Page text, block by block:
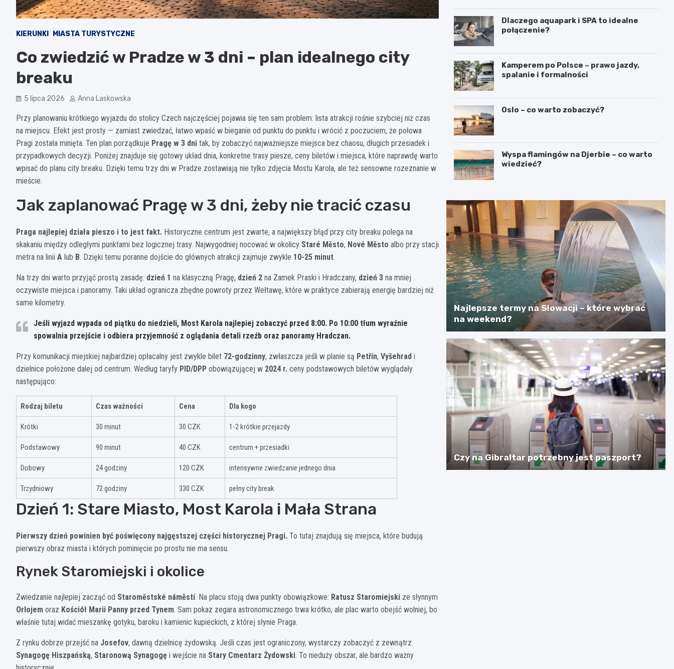
KIERUNKI MIASTA TURYSTYCZNE
Co zwiedzić w Pradze w 3 dni – plan idealnego city
breaku
5 lipca 2026 Anna Laskowska
Przy planowaniu krótkiego wyjazdu do stolicy Czech najczęściej pojawia się ten sam problem: lista atrakcji rośnie szybciej niż czas
na miejscu. Efekt jest prosty — zamiast zwiedzać, łatwo wpaść w bieganie od punktu do punktu i wrócić z poczuciem, że połowa
Pragi została minięta. Ten plan porządkuje Pragę w 3 dni tak, by zobaczyć najważniejsze miejsca bez chaosu, długich przesiadek i
przypadkowych decyzji. Poniżej znajduje się gotowy układ dnia, konkretne trasy piesze, ceny biletów i miejsca, które naprawdę warto
wpisać do planu city breaku. Dzięki temu trzy dni w Pradze zostawiają nie tylko zdjęcia Mostu Karola, ale też sensowne rozeznanie w
mieście.
Jak zaplanować Pragę w 3 dni, żeby nie tracić czasu
Praga najlepiej działa pieszo i to jest fakt. Historyczne centrum jest zwarte, a największy błąd przy city breaku polega na
skakaniu między odległymi punktami bez logicznej trasy. Najwygodniej nocować w okolicy Staré Město, Nové Město albo przy stacji
metra na linii A lub B. Dzięki temu poranne dojście do głównych atrakcji zajmuje zwykle 10-25 minut.
Na trzy dni warto przyjąć prostą zasadę: dzień 1 na klasyczną Pragę, dzień 2 na Zamek Praski i Hradczany, dzień 3 na mniej
oczywiste miejsca i panoramy. Taki układ ogranicza zbędne powroty przez Wełtawę, które w praktyce zabierają energię bardziej niż
same kilometry.
Jeśli wyjazd wypada od piątku do niedzieli, Most Karola najlepiej zobaczyć przed 8:00. Po 10:00 tłum wyraźnie
spowalnia przejście i odbiera przyjemność z oglądania detali rzeźb oraz panoramy Hradczan.
Przy komunikacji miejskiej najbardziej opłacalny jest zwykle bilet 72-godzinny, zwłaszcza jeśli w planie są Petřín, Vyšehrad i
dzielnice położone dalej od centrum. Według taryfy PID/DPP obowiązującej w 2024 r. ceny podstawowych biletów wyglądały
następująco:
Rodzaj biletu Czas ważności Cena Dla kogo
Krótki 30 minut 30 CZK 1-2 krótkie przejazdy
Podstawowy 90 minut 40 CZK centrum + przesiadki
Dobowy 24 godziny 120 CZK intensywne zwiedzanie jednego dnia
Trzydniowy 72 godziny 330 CZK pełny city break
Dzień 1: Stare Miasto, Most Karola i Mała Strana
Pierwszy dzień powinien być poświęcony najgęstszej części historycznej Pragi. To tutaj znajdują się miejsca, które budują
pierwszy obraz miasta i których pominięcie po prostu nie ma sensu.
Rynek Staromiejski i okolice
Zwiedzanie najlepiej zacząć od Staroměstské náměstí. Na placu stoją dwa punkty obowiązkowe: Ratusz Staromiejski ze słynnym
Orlojem oraz Kościół Marii Panny przed Tynem. Sam pokaz zegara astronomicznego trwa krótko, ale plac warto obejść wolniej, bo
właśnie tutaj widać mieszankę gotyku, baroku i kamienic kupieckich, z której słynie Praga.
Z rynku dobrze przejść na Josefov, dawną dzielnicę żydowską. Jeśli czas jest ograniczony, wystarczy zobaczyć z zewnątrz
Synagogę Hiszpańską, Staronową Synagogę i wejście na Stary Cmentarz Żydowski. To nieduży obszar, ale bardzo ważny
Dlaczego aquapark i SPA to idealne
połączenie?
Kamperem po Polsce – prawo jazdy,
spalanie i formalności
Oslo – co warto zobaczyć?
Wyspa flamingów na Djerbie – co warto
wiedzieć?
Najlepsze termy na Słowacji – które wybrać
na weekend?
Czy na Gibraltar potrzebny jest paszport?